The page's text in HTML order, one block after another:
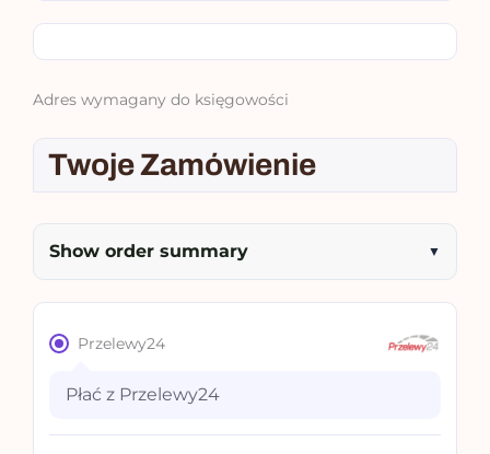
Adres wymagany do księgowości
Twoje Zamówienie
Show order summary ▼
Przelewy24
Płać z Przelewy24